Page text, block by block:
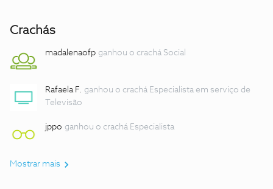
Crachás
madalenaofp ganhou o crachá Social
Rafaela F. ganhou o crachá Especialista em serviço de
Televisão
jppo ganhou o crachá Especialista
Mostrar mais